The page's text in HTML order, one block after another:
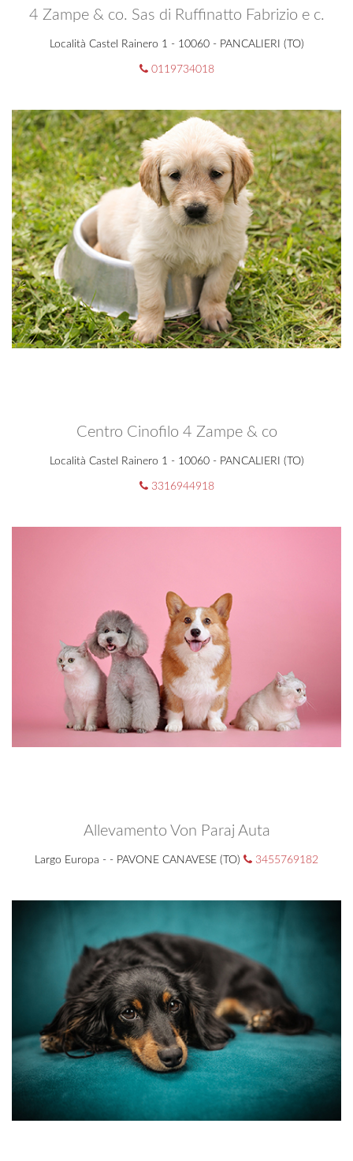
4 Zampe & co. Sas di Ruffinatto Fabrizio e c.
Località Castel Rainero 1 - 10060 - PANCALIERI (TO)
0119734018
Centro Cinofilo 4 Zampe & co
Località Castel Rainero 1 - 10060 - PANCALIERI (TO)
3316944918
Allevamento Von Paraj Auta
Largo Europa - - PAVONE CANAVESE (TO) 3455769182